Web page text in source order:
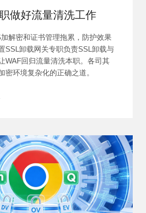
做好流量清洗工作
解密和证书管理拖累，防护效果
SSL卸载网关专职负责SSL卸载与
WAF回归流量清洗本职。各司其
密环境复杂化的正确之道。